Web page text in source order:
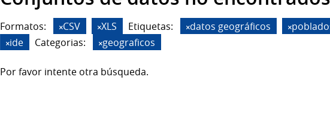
Formatos: CSV XLS Etiquetas: datos geográficos
ide
Categorias: geograficos
Por favor intente otra búsqueda.